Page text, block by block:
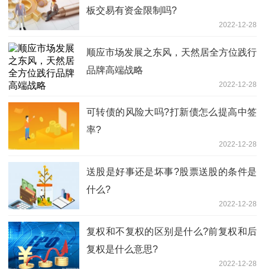
板交易有资金限制吗?
2022-12-28
顺应市场发展之东风，天然居全方位践行
品牌高端战略
2022-12-28
可转债的风险大吗?打新债怎么提高中签
率?
2022-12-28
送股是好事还是坏事?股票送股的条件是
什么?
2022-12-28
复权和不复权的区别是什么?前复权和后
复权是什么意思?
2022-12-28